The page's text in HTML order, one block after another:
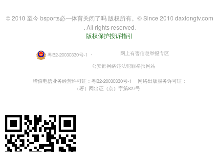
© 2010 至今 bsports必一体育关闭了吗 版权所有。© Since 2010 daxiongtv.com
. All rights reserved.
版权保护投诉指引
粤B2-20030330号-1 ・
网上有害信息举报专区
公安部网络违法犯罪举报网站
增值电信业务经营许可证：粤B2-20030330号-1
网络出版服务许可证：
（署）网出证（京）字第827号